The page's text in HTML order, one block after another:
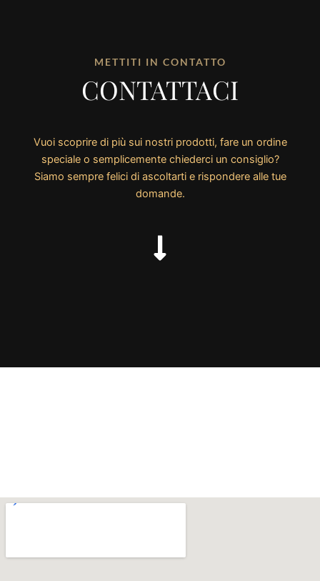
METTITI IN CONTATTO
CONTATTACI
Vuoi scoprire di più sui nostri prodotti, fare un ordine
speciale o semplicemente chiederci un consiglio?
Siamo sempre felici di ascoltarti e rispondere alle tue
domande.